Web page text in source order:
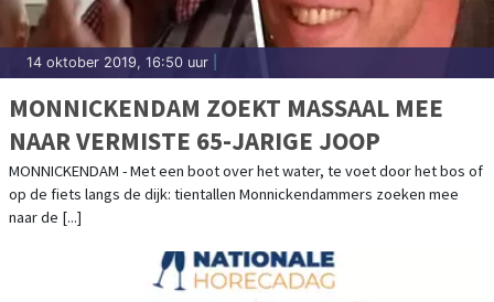
14 oktober 2019, 16:50 uur
MONNICKENDAM ZOEKT MASSAAL MEE
NAAR VERMISTE 65-JARIGE JOOP
MONNICKENDAM - Met een boot over het water, te voet door het bos of
op de fiets langs de dijk: tientallen Monnickendammers zoeken mee
naar de [...]